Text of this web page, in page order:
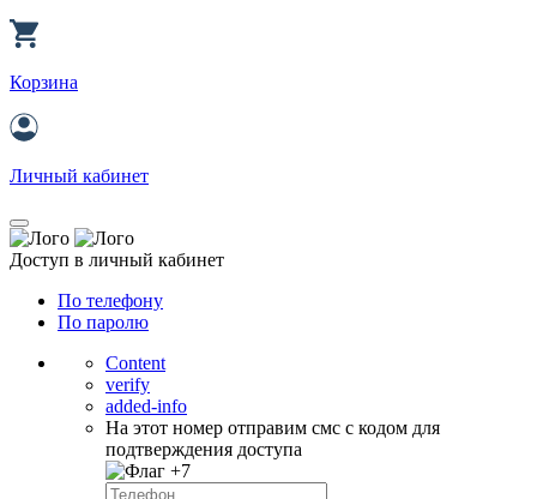
Корзина
Личный кабинет
Доступ в личный кабинет
По телефону
По паролю
Content
verify
added-info
На этот номер отправим смс с кодом для
подтверждения доступа
+7